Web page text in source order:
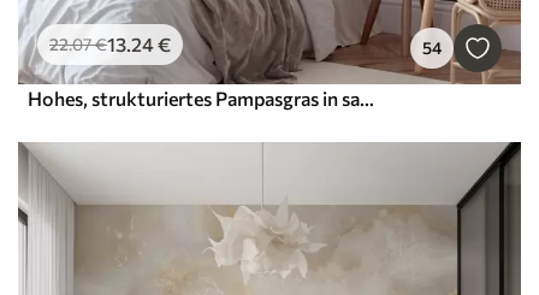
22.07€13.24€ 54
Hohes, strukturiertes Pampasgras in sanften, warmen, neutralen Farbtönen, mit einem verschwommenen, hellen Hintergrund